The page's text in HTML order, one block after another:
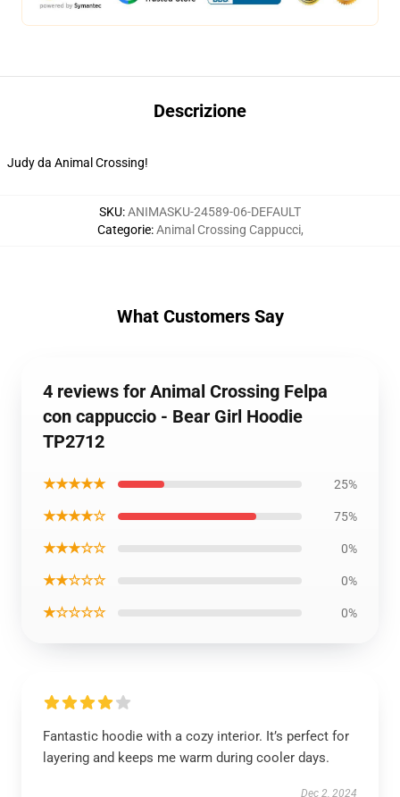
Descrizione
Judy da Animal Crossing!
SKU:ANIMASKU-24589-06-DEFAULT
Categorie:Animal Crossing Cappucci,
What Customers Say
4 reviews for Animal Crossing Felpa
con cappuccio - Bear Girl Hoodie
TP2712
★★★★★ 25%
★★★★☆ 75%
★★★☆☆ 0%
★★☆☆☆ 0%
★☆☆☆☆ 0%
Fantastic hoodie with a cozy interior. It’s perfect for
layering and keeps me warm during cooler days.
Dec 2, 2024